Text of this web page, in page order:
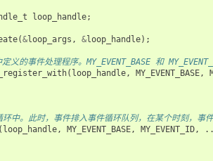
loop_handle;
(&loop_args , &loop_handle);
事件处理程序。MY_EVENT_BASE 和
( loop_handle, MY_EVENT_BASE,
。此时，事件排入事件循环队列，在某个时刻，
loop_handle, MY_EVENT_BASE, MY_EVENT_ID,